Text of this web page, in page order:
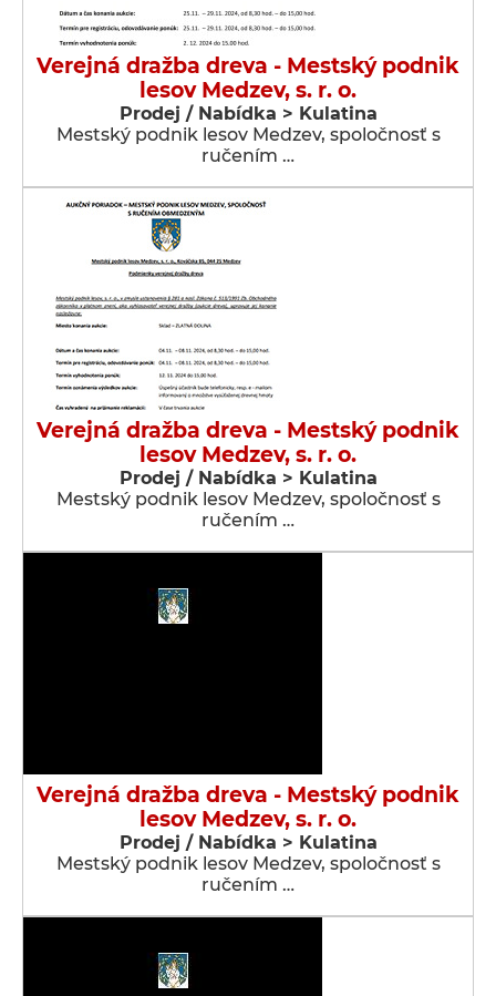
Verejná dražba dreva - Mestský podnik
lesov Medzev, s. r. o.
Prodej / Nabídka > Kulatina
Mestský podnik lesov Medzev, spoločnosť s
ručením …
Verejná dražba dreva - Mestský podnik
lesov Medzev, s. r. o.
Prodej / Nabídka > Kulatina
Mestský podnik lesov Medzev, spoločnosť s
ručením …
Verejná dražba dreva - Mestský podnik
lesov Medzev, s. r. o.
Prodej / Nabídka > Kulatina
Mestský podnik lesov Medzev, spoločnosť s
ručením …